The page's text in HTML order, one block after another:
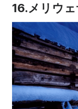
16.メリウ